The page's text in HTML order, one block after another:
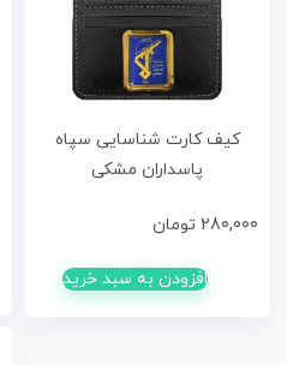
کیف کارت شناسایی سپاه
پاسداران مشکی
280,000 تومان
افزودن به سبد خرید